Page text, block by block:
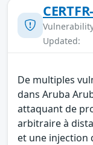
Updated:
De multiples
dans Aruba
attaquant de
arbitraire à
et une injection